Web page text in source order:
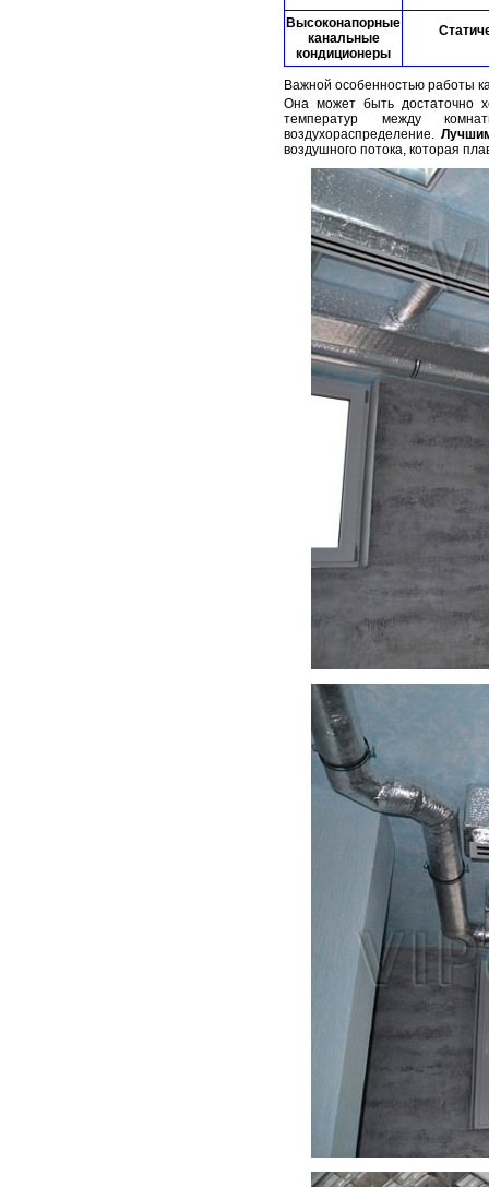
Высоконапорные
канальные
кондиционеры
Важной особенностью работы
Она может быть достаточно
температур между
воздухораспределение.
воздушного потока, которая